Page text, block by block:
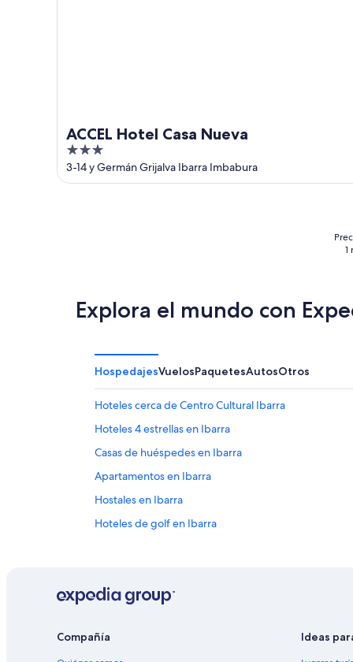
ACCEL Hotel Casa Nueva
3
out
of
3-14 y Germán Grijalva Ibarra Imbabura
1
Explora el mundo con
HospedajesVuelosPaquetesAutosOtros
Hoteles cerca de Centro Cultural Ibarra
Hoteles 4 estrellas en Ibarra
Casas de huéspedes en Ibarra
Apartamentos en Ibarra
Hostales en Ibarra
Hoteles de golf en Ibarra
Hoteles familiares en Ibarra
Hoteles cerca del lago en Ibarra
Compañía Ideas